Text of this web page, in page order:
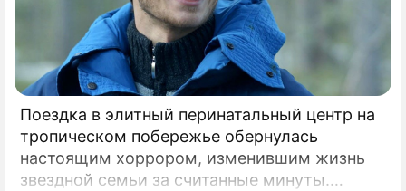
Поездка в элитный перинатальный центр на
тропическом побережье обернулась
настоящим хоррором, изменившим жизнь
звездной семьи за считанные минуты.